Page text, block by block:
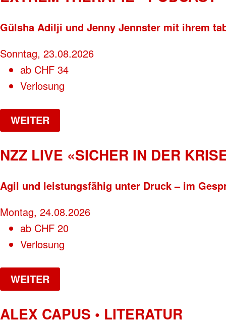
Gülsha Adilji und Jenny Jennster mit ihrem
Sonntag, 23.08.2026
ab CHF 34
Verlosung
WEITER
NZZ LIVE «SICHER IN DER
Agil und leistungsfähig unter Druck – im
Montag, 24.08.2026
ab CHF 20
Verlosung
WEITER
ALEX CAPUS • LITERATUR